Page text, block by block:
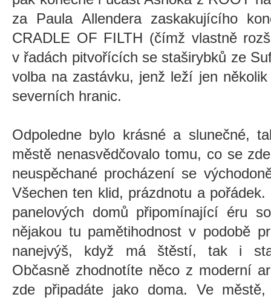
za Paula Allendera zaskakujícího
CRADLE OF FILTH (čímž vlastně
v řadách pitvořících se staširybků ze
volba na zastávku, jenž leží jen
severních hranic.
Odpoledne bylo krásné a slunečné,
městě nenasvědčovalo tomu, co se
neuspěchané procházení se
Všechen ten klid, prázdnotu a
panelových domů připomínající éru
nějakou tu pamětihodnost v podobě
nanejvýš, když má štěstí, tak i
Občasně zhodnotíte něco z moderní
zde připadáte jako doma. Ve